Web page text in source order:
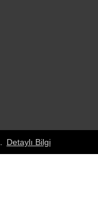
Detaylı Bilgi